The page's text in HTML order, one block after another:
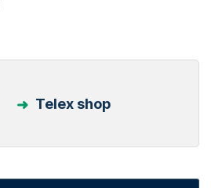
Telex shop